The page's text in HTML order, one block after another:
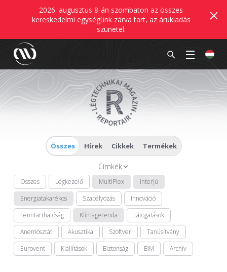
2026. augusztus 8-án szombaton az összes
kereskedelmi egységünk zárva tart, az árukiadás
szünetel.
Összes Hírek Cikkek Termékek
Címkék
Összes Légkezelő MultiPlex
Interjú
Energiatakarékos
Szabályozás
Innováció
Fenntarthatóság
Klímagerenda
Látogatások
Anemosztát
Akusztika Szoftver
Tanúsítvány
Eurovent
Kiállítások Biztonság BIM Archív